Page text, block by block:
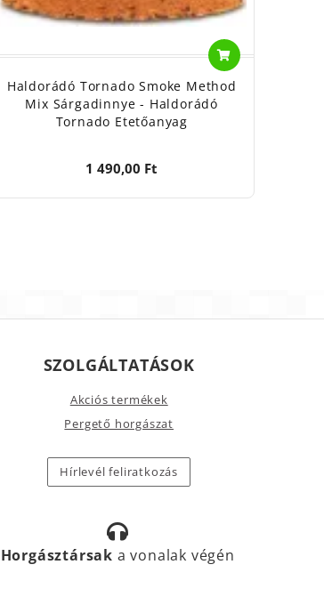
Haldorádó Tornado Smoke Method
Mix Sárgadinnye - Haldorádó
Tornado Etetőanyag
1 490,00 Ft
SZOLGÁLTATÁSOK
Akciós termékek
Pergető horgászat
Hírlevél feliratkozás
Horgásztársak a vonalak végén